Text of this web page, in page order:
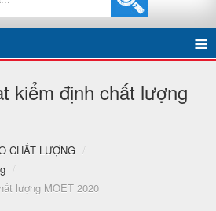
kiểm định chất lượng
CHẤT LƯỢNG
/
/
lượng MOET 2020